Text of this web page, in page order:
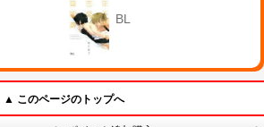
BL
▲ このページのトップへ